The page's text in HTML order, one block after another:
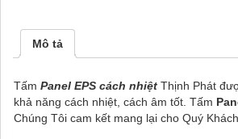
Mô tả
Tấm Panel EPS cách nhiệt Thịnh Phát
khả năng cách nhiệt, cách âm tốt. Tấm
Chúng Tôi cam kết mang lại cho Quý